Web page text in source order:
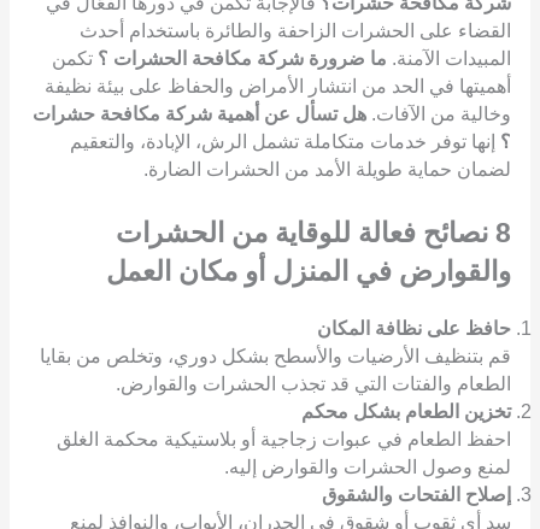
القضاء على الحشرات الزاحفة والطائرة باستخدام أحدث
المبيدات الآمنة. ما ضرورة شركة مكافحة الحشرات ؟ تكمن
أهميتها في الحد من انتشار الأمراض والحفاظ على بيئة نظيفة
وخالية من الآفات. هل تسأل عن أهمية شركة مكافحة حشرات
؟ إنها توفر خدمات متكاملة تشمل الرش، الإبادة، والتعقيم
لضمان حماية طويلة الأمد من الحشرات الضارة.
8 نصائح فعالة للوقاية من الحشرات
والقوارض في المنزل أو مكان العمل
حافظ على نظافة المكان
قم بتنظيف الأرضيات والأسطح بشكل دوري، وتخلص من بقايا
الطعام والفتات التي قد تجذب الحشرات والقوارض.
تخزين الطعام بشكل محكم
احفظ الطعام في عبوات زجاجية أو بلاستيكية محكمة الغلق
لمنع وصول الحشرات والقوارض إليه.
إصلاح الفتحات والشقوق
سد أي ثقوب أو شقوق في الجدران، الأبواب، والنوافذ لمنع